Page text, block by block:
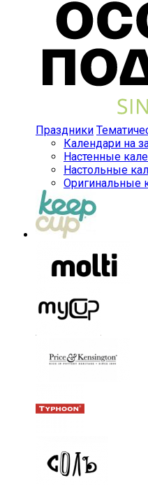
Праздники
Календари на
Настенные
Настольные
Оригинальные